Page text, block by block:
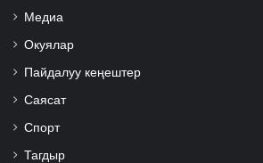
Медиа
Окуялар
Пайдалуу кеңештер
Саясат
Спорт
Тагдыр